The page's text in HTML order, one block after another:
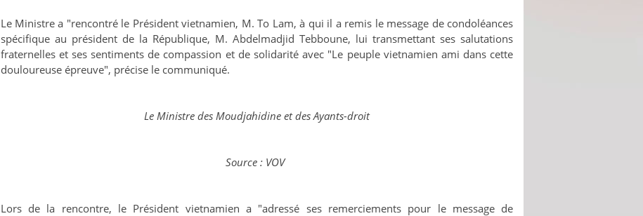
Le Ministre a "rencontré le Président vietnamien, M. To Lam, à qui il a remis le message de condoléances
spécifique au président de la République, M. Abdelmadjid Tebboune, lui transmettant ses salutations
fraternelles et ses sentiments de compassion et de solidarité avec "Le peuple vietnamien ami dans cette
douloureuse épreuve", précise le communiqué.
Le Ministre des Moudjahidine et des Ayants-droit
Source : VOV
Lors de la rencontre, le Président vietnamien a "adressé ses remerciements pour le message de